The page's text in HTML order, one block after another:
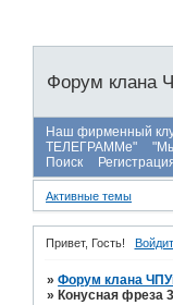
Форум клана
Наш фирменный
ТЕЛЕГРАММе"
Поиск
Активные темы
Привет, Гость!
»Форум клана
» Конусная фреза